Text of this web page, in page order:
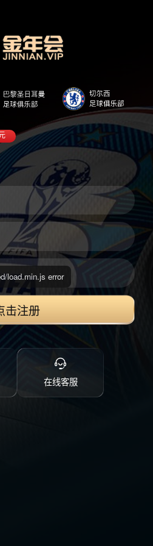
击注册
在线客服
load.min.js error